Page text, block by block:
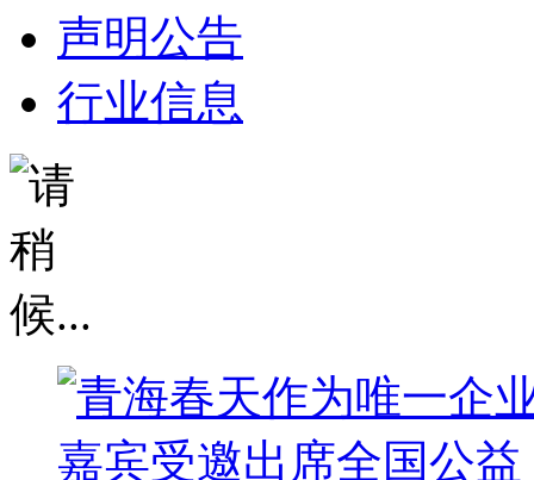
声明公告
行业信息